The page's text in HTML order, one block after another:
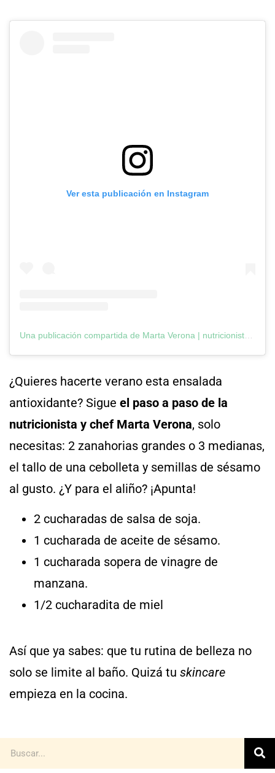
Ver esta publicación en Instagram
¿Quieres hacerte verano esta ensalada
antioxidante? Sigue el paso a paso de la
nutricionista y chef Marta Verona, solo
necesitas: 2 zanahorias grandes o 3 medianas,
el tallo de una cebolleta y semillas de sésamo
al gusto. ¿Y para el aliño? ¡Apunta!
2 cucharadas de salsa de soja.
1 cucharada de aceite de sésamo.
1 cucharada sopera de vinagre de
manzana.
1/2 cucharadita de miel
Así que ya sabes: que tu rutina de belleza no
solo se limite al baño. Quizá tu skincare
empieza en la cocina.